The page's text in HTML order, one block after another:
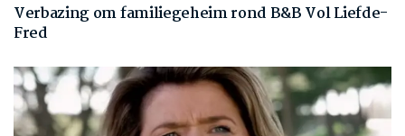
Verbazing om familiegeheim rond B&B Vol Liefde-
Fred